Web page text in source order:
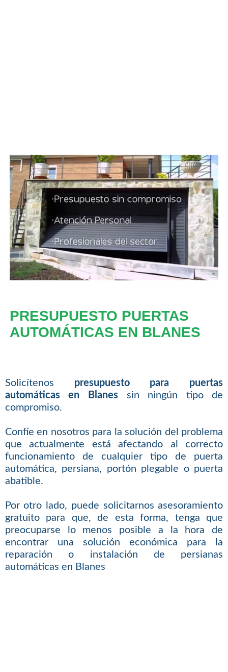
PRESUPUESTO PUERTAS
AUTOMÁTICAS EN BLANES
Solicítenos presupuesto para puertas
automáticas en Blanessin ningún tipo de
compromiso.
Confíe en nosotros para la solución del problema
que actualmente está afectando al correcto
funcionamiento de cualquier tipo de puerta
automática, persiana, portón plegable o puerta
abatible.
Por otro lado, puede solicitarnos asesoramiento
gratuito para que, de esta forma, tenga que
preocuparse lo menos posible a la hora de
encontrar una solución económica para la
reparación o instalación de persianas
automáticas en Blanes